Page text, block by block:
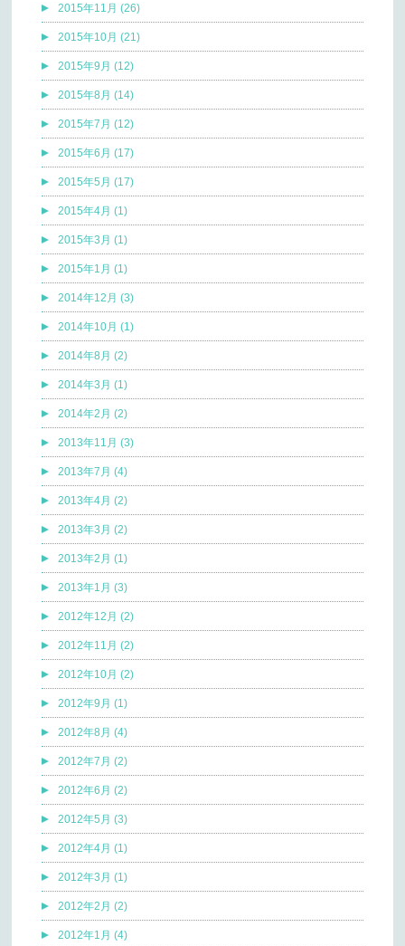
2015年11月 (26)
2015年10月 (21)
2015年9月 (12)
2015年8月 (14)
2015年7月 (12)
2015年6月 (17)
2015年5月 (17)
2015年4月 (1)
2015年3月 (1)
2015年1月 (1)
2014年12月 (3)
2014年10月 (1)
2014年8月 (2)
2014年3月 (1)
2014年2月 (2)
2013年11月 (3)
2013年7月 (4)
2013年4月 (2)
2013年3月 (2)
2013年2月 (1)
2013年1月 (3)
2012年12月 (2)
2012年11月 (2)
2012年10月 (2)
2012年9月 (1)
2012年8月 (4)
2012年7月 (2)
2012年6月 (2)
2012年5月 (3)
2012年4月 (1)
2012年3月 (1)
2012年2月 (2)
2012年1月 (4)